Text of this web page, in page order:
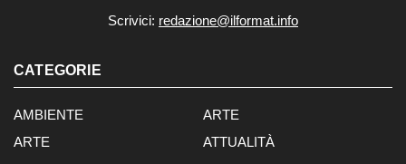
Scrivici: redazione@ilformat.info
CATEGORIE
AMBIENTE
ARTE
ARTE
ATTUALITÀ